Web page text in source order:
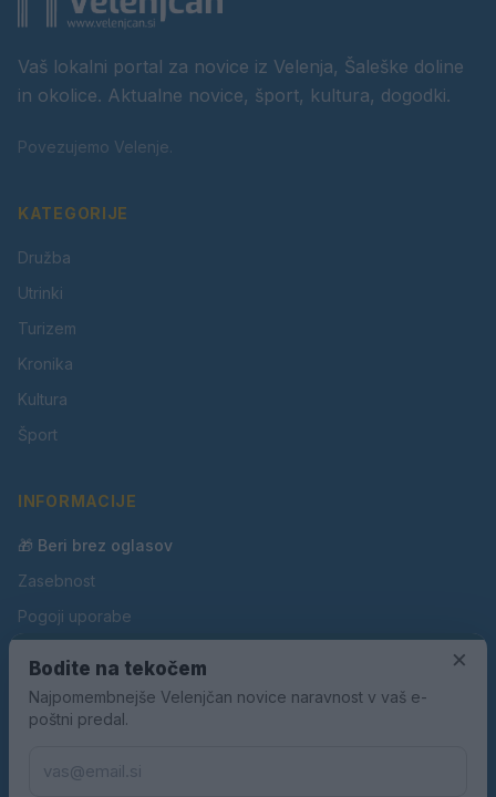
Vaš lokalni portal za novice iz Velenja, Šaleške doline
in okolice. Aktualne novice, šport, kultura, dogodki.
Povezujemo Velenje.
KATEGORIJE
Družba
Utrinki
Turizem
Kronika
Kultura
Šport
INFORMACIJE
🎁 Beri brez oglasov
Zasebnost
Pogoji uporabe
Oglaševanje
Kontakt
×
Bodite na tekočem
Najpomembnejše Velenjčan novice naravnost v vaš e-
poštni predal.